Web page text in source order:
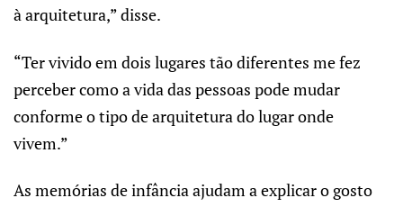
à arquitetura,” disse.
“Ter vivido em dois lugares tão diferentes me fez
perceber como a vida das pessoas pode mudar
conforme o tipo de arquitetura do lugar onde
vivem.”
As memórias de infância ajudam a explicar o gosto